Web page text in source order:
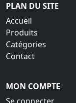
PLAN DU SITE
Accueil
Produits
Catégories
Contact
MON COMPTE